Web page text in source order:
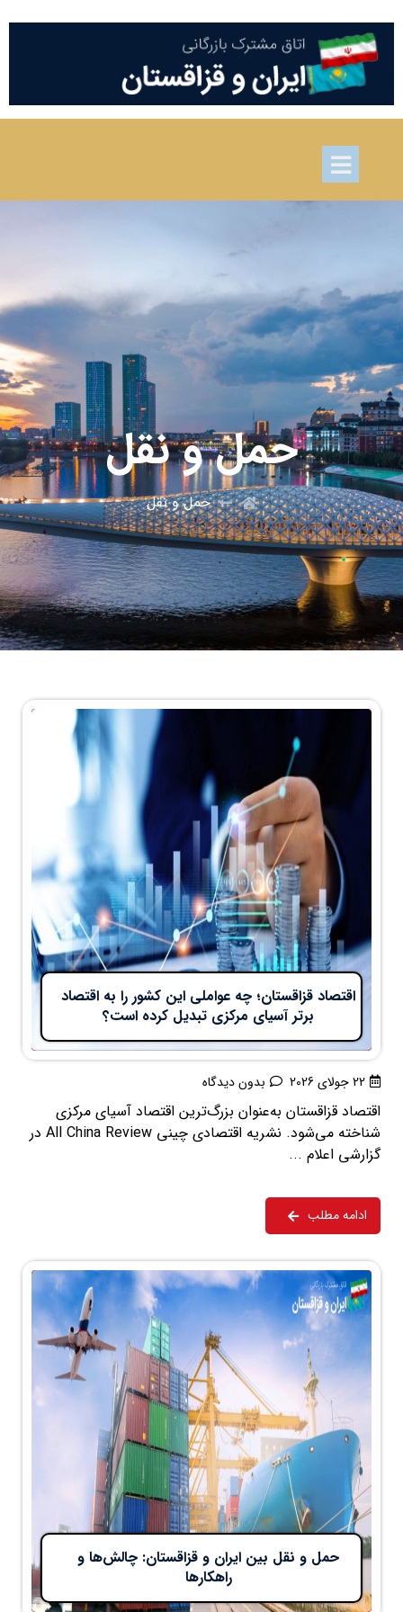
حمل و نقل
حمل و نقل
اقتصاد قزاقستان؛ چه عواملی این کشور را به اقتصاد
برتر آسیای مرکزی تبدیل کرده است؟
22 جولای 2026 بدون دیدگاه
اقتصاد قزاقستان به‌عنوان بزرگ‌ترین اقتصاد آسیای مرکزی
شناخته می‌شود. نشریه اقتصادی چینی All China Review در
گزارشی اعلام ...
ادامه مطلب
حمل و نقل بین ایران و قزاقستان: چالش‌ها و
راهکارها